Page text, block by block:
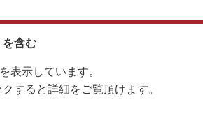
を含む
を表示しています。
すると詳細をご覧頂けます。